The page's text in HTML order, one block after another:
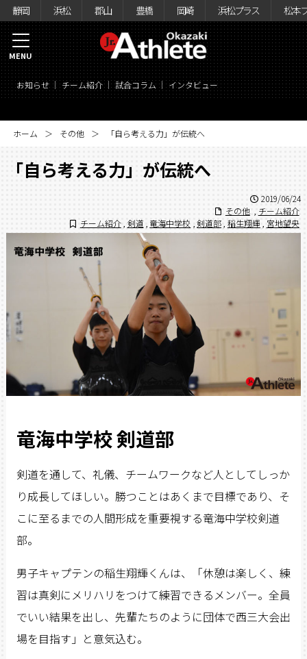
静岡 浜松 郡山 豊橋 岡崎 浜松プラス 松本
お知らせ チーム紹介 試合コラム インタビュー
MENU
ホーム その他 「自ら考える力」が伝統へ
「自ら考える力」が伝統へ
2019/06/24
その他
チーム紹介
チーム紹介 剣道 竜海中学校 剣道部 稲生翔輝 宮地望央
竜海中学校 剣道部
剣道を通して、礼儀、チームワークなど人としてしっか
り成長してほしい。勝つことはあくまで目標であり、そ
こに至るまでの人間形成を重要視する竜海中学校剣道
部。
男子キャプテンの稲生翔輝くんは、「休憩は楽しく、練
習は真剣にメリハリをつけて練習できるメンバー。全員
でいい結果を出し、先輩たちのように団体で西三大会出
場を目指す」と意気込む。